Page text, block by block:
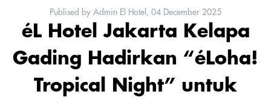
Publised by Admin El Hotel, 04 December 2025
éL Hotel Jakarta Kelapa
Gading Hadirkan “éLoha!
Tropical Night” untuk